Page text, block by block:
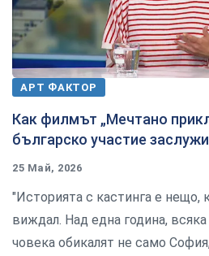
АРТ ФАКТОР
Как филмът „Мечтано
българско участие
25 Май, 2026
"Историята с кастинга е нещо,
виждал. Над една година,
човека обикалят не само